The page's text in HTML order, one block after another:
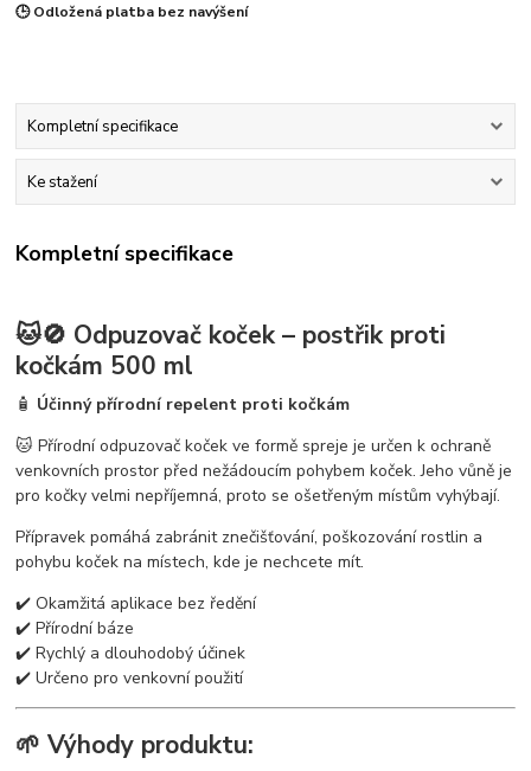
🕒 Odložená platba bez navýšení
Kompletní specifikace
Ke stažení
Kompletní specifikace
🐱🚫 Odpuzovač koček – postřik proti
kočkám 500 ml
🧴 Účinný přírodní repelent proti kočkám
🐱 Přírodní odpuzovač koček ve formě spreje je určen k ochraně
venkovních prostor před nežádoucím pohybem koček. Jeho vůně je
pro kočky velmi nepříjemná, proto se ošetřeným místům vyhýbají.
Přípravek pomáhá zabránit znečišťování, poškozování rostlin a
pohybu koček na místech, kde je nechcete mít.
✔️ Okamžitá aplikace bez ředění
✔️ Přírodní báze
✔️ Rychlý a dlouhodobý účinek
✔️ Určeno pro venkovní použití
🌱 Výhody produktu: